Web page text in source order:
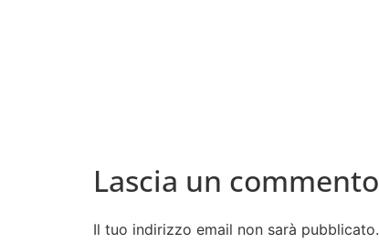
Lascia un commento
Il tuo indirizzo email non sarà pubblicato.